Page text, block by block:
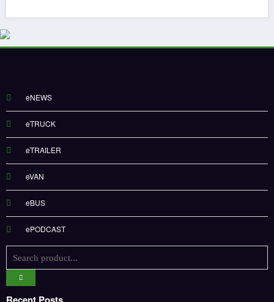
eNEWS
eTRUCK
eTRAILER
eVAN
eBUS
ePODCAST